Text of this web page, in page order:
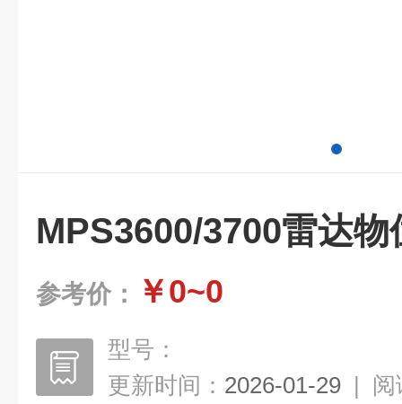
MPS3600/3700雷达物
参考价： ￥0~0
型号：
更新时间： 2026-01-29 | 阅